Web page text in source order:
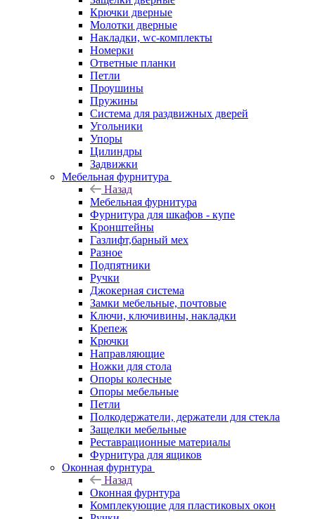
Крючки дверные
Молотки дверные
Накладки, wc-комплекты
Номерки
Ответные планки
Петли
Проушины
Пружины
Система для раздвижных дверей
Угольники
Упоры
Цилиндры
Задвижки
Мебельная фурнитура
Назад
Мебельная фурнитура
Фурнитура для шкафов - купе
Кронштейны
Газлифт,барный мех
Разное
Подпятники
Ручки
Джокерная система
Замки мебельные, почтовые
Ключи, ключивины, накладки
Крепеж
Крючки
Направляющие
Ножки для стола
Опоры колесные
Опоры мебельные
Петли
Полкодержатели, держатели для стекла
Защелки мебельные
Реставрационные материалы
Фурнитура для ящиков
Оконная фурнтура
Назад
Оконная фурнтура
Комплекующие для пластиковых окон